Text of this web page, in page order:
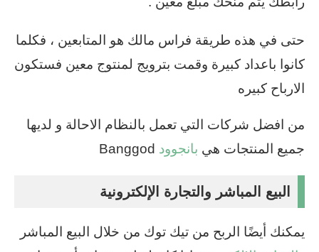
حتى في هذه طريقة فراس مالك هو المتابعين ، فكلما
كانوا باعداد كبيرة وقمت بترويج لمنتوج معين فستكون
الارباح كبيره
من افضل شركات التي تعمل بالنظام الاحالة و لديها
جميع المنتجات هي بانجوود
البيع المباشر والتجارة الإلكترونية
يمكنك أيضًا الربح من تيك توك من خلال البيع المباشر